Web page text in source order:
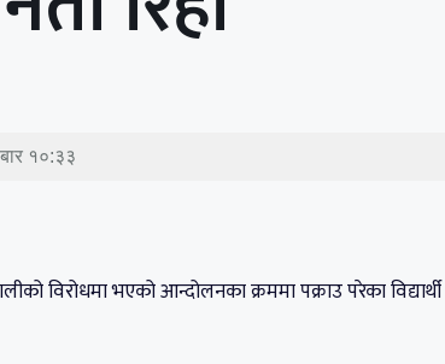
१०:३३
विरोधमा भएको आन्दोलनका क्रममा पक्राउ परेका विद्यार्थी